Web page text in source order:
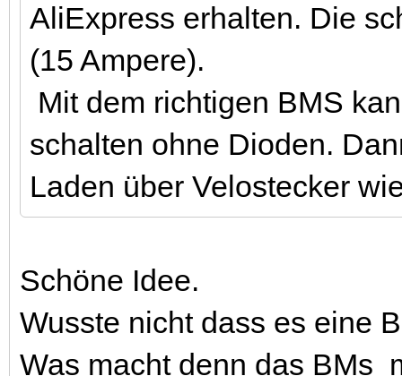
AliExpress erhalten. Die
(15 Ampere).
Mit dem richtigen BMS
schalten ohne Dioden.
Laden über Velostecker
Schöne Idee.
Wusste nicht dass es eine
Was macht denn das BMs